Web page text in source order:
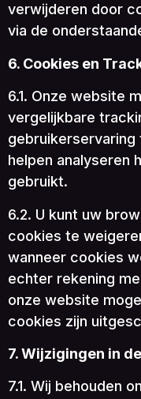
verwijderen door
via de
6. Cookies en
6.1. Onze website
vergelijkbare
helpen analyseren
gebruikt.
6.2. U kunt uw
cookies te
wanneer cookies
echter rekening
onze website
cookies zijn
7. Wijzigingen in
7.1. Wij behouden